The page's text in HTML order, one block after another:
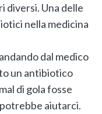
diversi. Una delle
nella medicina
dal medico
un antibiotico
di gola fosse
aiutarci.